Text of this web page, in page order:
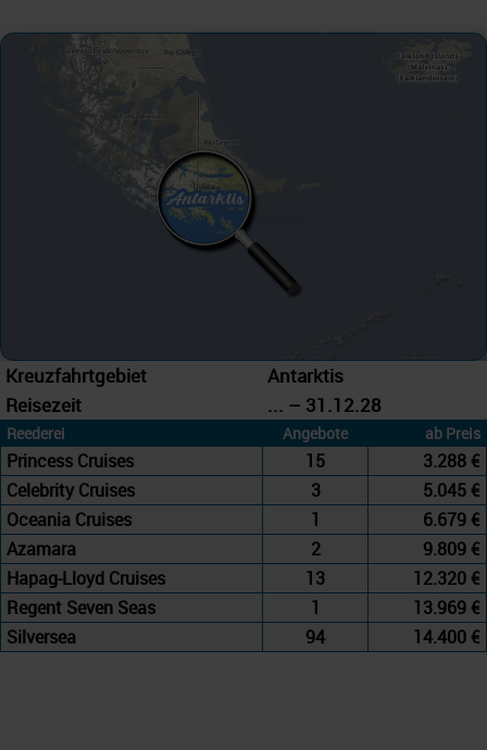
Kreuzfahrtgebiet
Antarktis
Reisezeit
... – 31.12.28
Reederei Angebote ab Preis
Princess Cruises 15
3.288 €
Celebrity Cruises
3
5.045 €
Oceania Cruises
1
6.679 €
Azamara
2
9.809 €
Hapag-Lloyd Cruises
13
12.320 €
Regent Seven Seas
1
13.969 €
Silversea
94 14.400 €